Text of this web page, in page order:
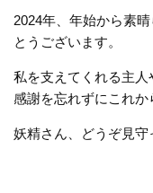
2024年、年始から素
とうございます。
私を支えてくれる主
感謝を忘れずにこれか
妖精さん、どうぞ見守